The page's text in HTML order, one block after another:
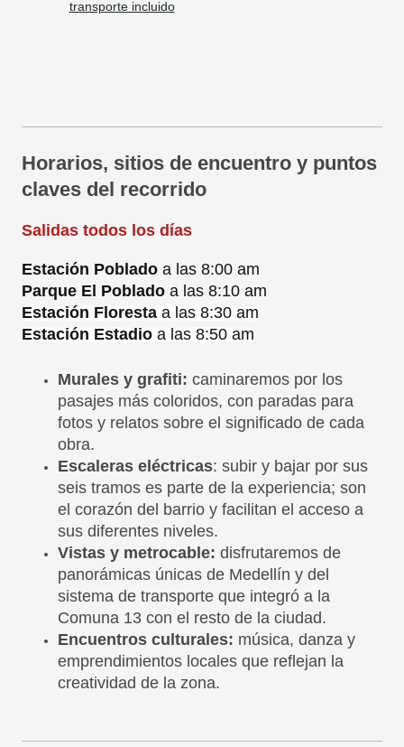
Horarios, sitios de encuentro y puntos
claves del recorrido
Salidas todos los días
Estación Poblado a las 8:00 am
Parque El Poblado a las 8:10 am
Estación Floresta a las 8:30 am
Estación Estadio a las 8:50 am
Murales y grafiti: caminaremos por los
pasajes más coloridos, con paradas para
fotos y relatos sobre el significado de cada
obra.
Escaleras eléctricas: subir y bajar por sus
seis tramos es parte de la experiencia; son
el corazón del barrio y facilitan el acceso a
sus diferentes niveles.
Vistas y metrocable: disfrutaremos de
panorámicas únicas de Medellín y del
sistema de transporte que integró a la
Comuna 13 con el resto de la ciudad.
Encuentros culturales: música, danza y
emprendimientos locales que reflejan la
creatividad de la zona.